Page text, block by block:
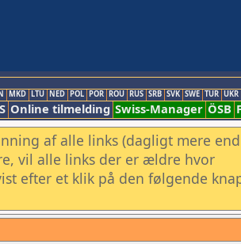
MKD LTU NED POL POR ROU RUS SRB SVK SWE TUR UKR
Online tilmelding Swiss-Manager ÖSB
af alle links (dagligt mere end
vil alle links der er ældre hvor
efter et klik på den følgende